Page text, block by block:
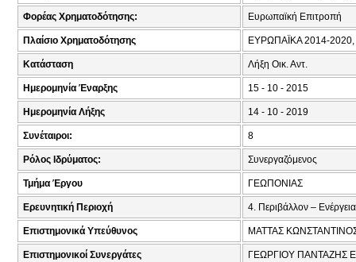
Φορέας Χρηματοδότησης: Ευρωπαϊκή Επιτροπή
Πλαίσιο Χρηματοδότησης ΕΥΡΩΠΑΪΚΑ 2014-2020,
Κατάσταση Λήξη Οικ. Αντ.
Ημερομηνία Έναρξης 15 - 10 - 2015
Ημερομηνία Λήξης 14 - 10 - 2019
Συνέταιροι: 8
Ρόλος Ιδρύματος: Συνεργαζόμενος
Τμήμα Έργου ΓΕΩΠΟΝΙΑΣ
Ερευνητική Περιοχή 4. Περιβάλλον – Ενέργεια
Επιστημονικά Υπεύθυνος ΜΑΤΤΑΣ
Επιστημονικοί Συνεργάτες ΓΕΩΡΓΙΟΥ ΠΑΝΤΑΖΗΣ